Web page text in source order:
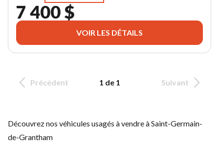
7 400 $
VOIR LES DÉTAILS
Précédent 1 de 1 Suivant
Découvrez nos véhicules usagés à vendre à Saint-Germain-
de-Grantham